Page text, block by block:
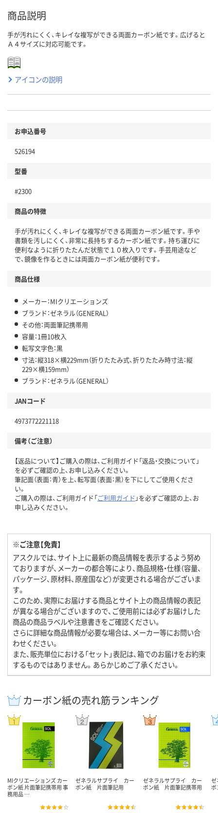
商品説明
手が汚れにくく、キレイな複写ができる両面カーボン紙です。広げると
Ａ４サイズに対応可能です。
アイコンの説明
お申込番号
526194
型番
#2300
商品の特徴
手が汚れにくく、キレイな複写ができる両面カーボン紙です。手や
書類を汚しにくく、非常に長持ちするカーボン紙です。持ち運びに
便利なように折りたたんだ状態で１０枚入りです。手芸用途など
で、鏡像を作るときには両面カーボン紙が便利です。
商品仕様
メーカー：MIクリエーションズ
ブランド：ゼネラル（GENERAL）
その他：両面筆記携帯用
容量：1冊10枚入
転写文字色：黒
寸法：縦318×横229mm（折りたたみ式、折りたたみ時寸法：縦
229×横159mm）
ブランド：ゼネラル（GENERAL）
JANコード
4973772221118
備考（ご注意）
【返品について】ご購入の際は、ご利用ガイド「返品・交換について」
を必ずご確認の上、お申し込みください。
筆記面（表面：青）を上、転写面（表面：黒）を下にしてご使用くださ
い。
ご購入の際は、ご利用ガイド「ご利用ガイド 」を必ずご確認の上、お
申し込みください。
※ご注意【免責】
アスクルでは、サイト上に最新の商品情報を表示するよう努め
ておりますが、メーカーの都合等により、商品規格・仕様（容量、
パッケージ、原材料、原産国など）が変更される場合がございま
す。
このため、実際にお届けする商品とサイト上の商品情報の表記
が異なる場合がございますので、ご使用前には必ずお届けした
商品の商品ラベルや注意書きをご確認ください。
さらに詳細な商品情報が必要な場合は、メーカー等にお問い合
わせください。
また、販売単位における「セット」表記は、箱でのお届けをお約束
するものではありません。あらかじめご了承ください。
カーボン紙の売れ筋ランキング
MIクリエーションズ カー
ボン紙 片面筆記携帯用 事
務用品 …
ゼネラルサプライ カー
ボン紙 片面筆記用
ゼネラルサプライ カー
ボン紙 片面筆記携帯用